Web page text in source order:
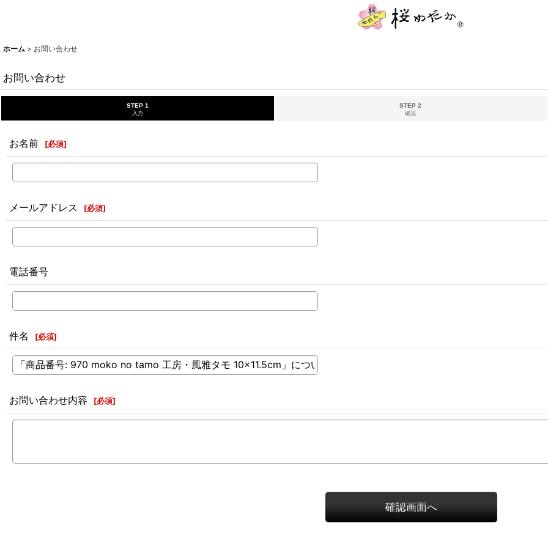
ホーム > お問い合わせ
お問い合わせ
STEP 1
入力
STEP 2
確認
お名前 [必須]
メールアドレス [必須]
電話番号
件名 [必須]
お問い合わせ内容 [必須]
確認画面へ